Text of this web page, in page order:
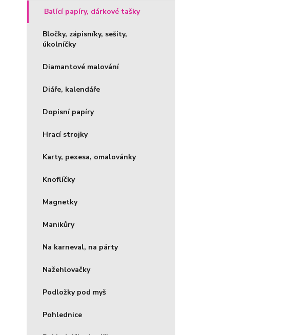
Balící papíry, dárkové tašky
Bločky, zápisníky, sešity,
úkolníčky
Diamantové malování
Diáře, kalendáře
Dopisní papíry
Hrací strojky
Karty, pexesa, omalovánky
Knoflíčky
Magnetky
Manikůry
Na karneval, na párty
Nažehlovačky
Podložky pod myš
Pohlednice